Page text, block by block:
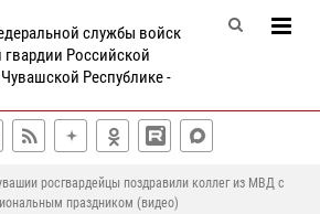
службы войск
Российской
Республике -
росгвардейцы поздравили коллег из МВД с
праздником (видео)